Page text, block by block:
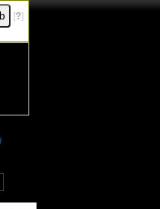
[?]